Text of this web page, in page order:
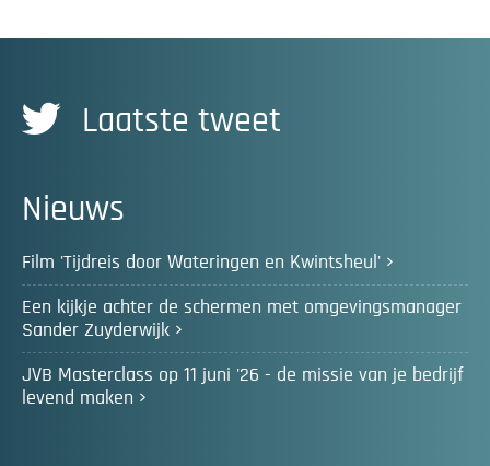
Laatste tweet
Nieuws
Film 'Tijdreis door Wateringen en Kwintsheul'
Een kijkje achter de schermen met omgevingsmanager
Sander Zuyderwijk
JVB Masterclass op 11 juni '26 - de missie van je bedrijf
levend maken